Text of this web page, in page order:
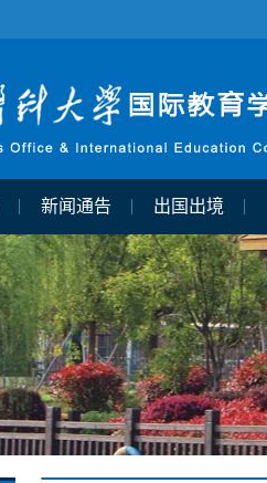
新闻通告 出国出境